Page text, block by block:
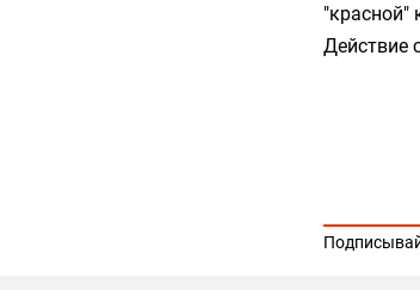
"красной"
Действие